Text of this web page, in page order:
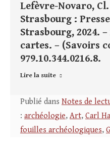
Lefèvre-Novaro,
Strasbourg :
Strasbourg, 2024.
cartes. – (Savoirs
979.10.344.0216.8.
Lire la suite
Publié dans Notes de
: archéologie, Art, Carl
fouilles archéologiques,